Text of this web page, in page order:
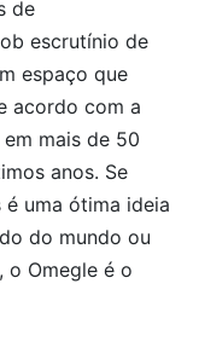
de
escrutínio de
espaço que
acordo com a
mais de 50
anos. Se
uma ótima ideia
do mundo ou
o Omegle é o